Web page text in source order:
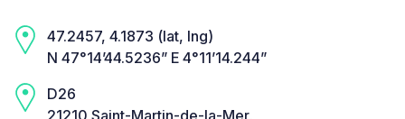
47.2457, 4.1873 (lat, lng)
N 47°14’44.5236” E 4°11’14.244”
D26
21210 Saint-Martin-de-la-Mer,